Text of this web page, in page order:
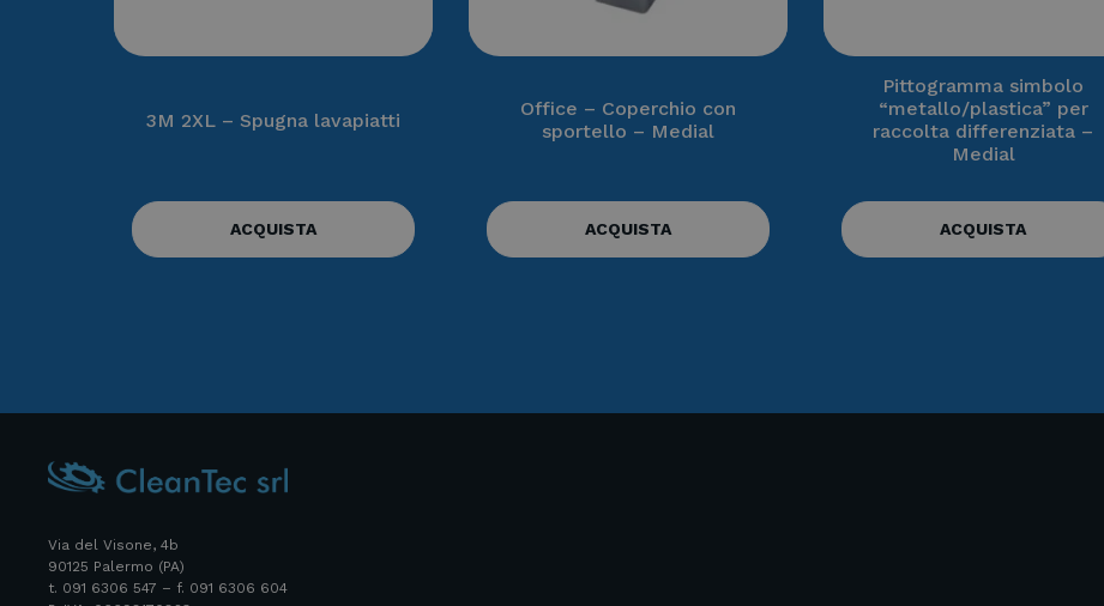
3M 2XL – Spugna lavapiatti
ACQUISTA
Office – Coperchio con
sportello – Medial
ACQUISTA
Pittogramma simbolo
“metallo/plastica” per
raccolta differenziata –
Medial
ACQUISTA
Via del Visone, 4b
90125 Palermo (PA)
t. 091 6306 547 – f. 091 6306 604